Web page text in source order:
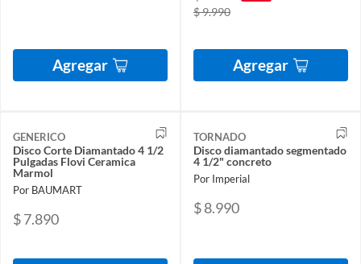
Agregar
$ 9.990
Agregar
GENERICO
Disco Corte Diamantado 4 1/2
Pulgadas Flovi Ceramica
Marmol
Por BAUMART
$ 7.890
TORNADO
Disco diamantado segmentado
4 1/2" concreto
Por Imperial
$ 8.990